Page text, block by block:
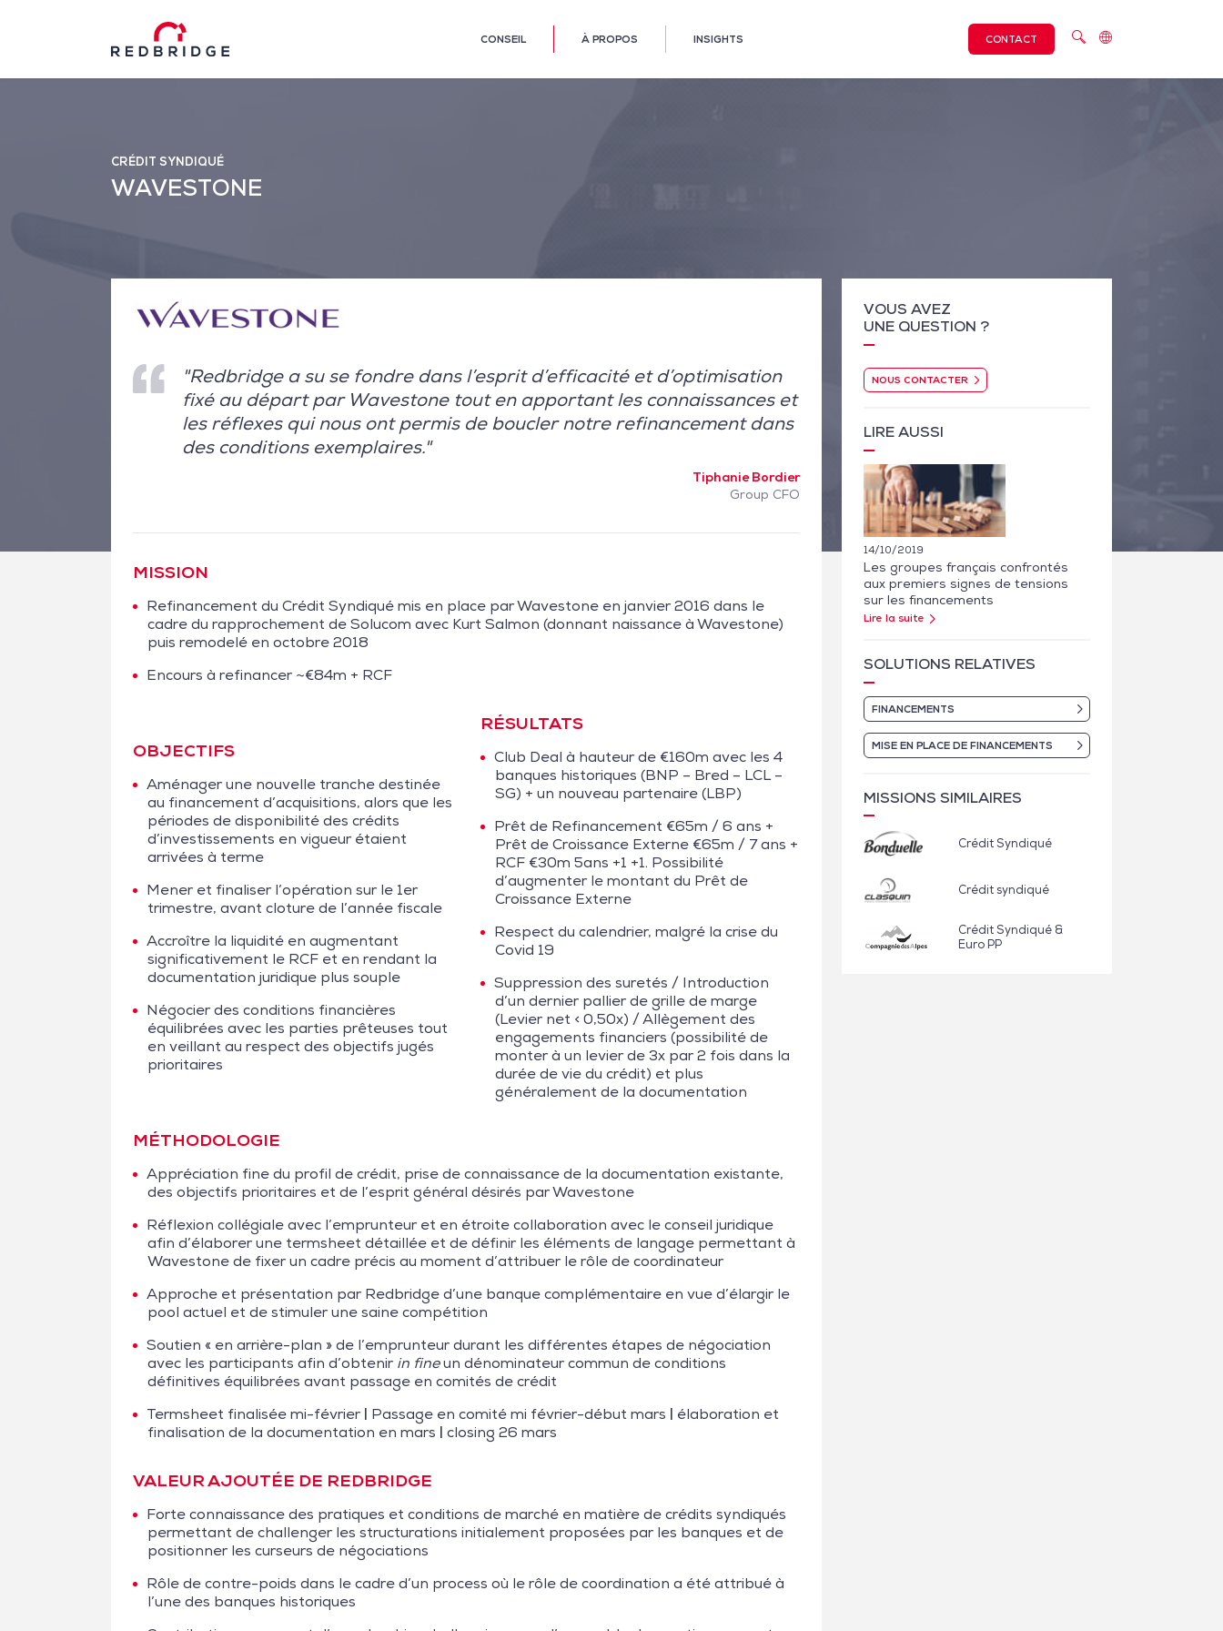
CONSEIL À PROPOS INSIGHTS CONTACT
CRÉDIT SYNDIQUÉ
WAVESTONE
"Redbridge a su se fondre dans l’esprit d’efficacité et d’optimisation
fixé au départ par Wavestone tout en apportant les connaissances et
les réflexes qui nous ont permis de boucler notre refinancement dans
des conditions exemplaires."
Tiphanie Bordier
Group CFO
MISSION
Refinancement du Crédit Syndiqué mis en place par Wavestone en janvier 2016 dans le
cadre du rapprochement de Solucom avec Kurt Salmon (donnant naissance à Wavestone)
puis remodelé en octobre 2018
Encours à refinancer ~€84m + RCF
OBJECTIFS
Aménager une nouvelle tranche destinée
au financement d’acquisitions, alors que les
périodes de disponibilité des crédits
d’investissements en vigueur étaient
arrivées à terme
Mener et finaliser l’opération sur le 1er
trimestre, avant cloture de l’année fiscale
Accroître la liquidité en augmentant
significativement le RCF et en rendant la
documentation juridique plus souple
Négocier des conditions financières
équilibrées avec les parties prêteuses tout
en veillant au respect des objectifs jugés
prioritaires
RÉSULTATS
Club Deal à hauteur de €160m avec les 4
banques historiques (BNP – Bred – LCL –
SG) + un nouveau partenaire (LBP)
Prêt de Refinancement €65m / 6 ans +
Prêt de Croissance Externe €65m / 7 ans +
RCF €30m 5ans +1 +1. Possibilité
d’augmenter le montant du Prêt de
Croissance Externe
Respect du calendrier, malgré la crise du
Covid 19
Suppression des suretés / Introduction
d’un dernier pallier de grille de marge
(Levier net < 0,50x) / Allègement des
engagements financiers (possibilité de
monter à un levier de 3x par 2 fois dans la
durée de vie du crédit) et plus
généralement de la documentation
MÉTHODOLOGIE
Appréciation fine du profil de crédit, prise de connaissance de la documentation existante,
des objectifs prioritaires et de l’esprit général désirés par Wavestone
Réflexion collégiale avec l’emprunteur et en étroite collaboration avec le conseil juridique
afin d’élaborer une termsheet détaillée et de définir les éléments de langage permettant à
Wavestone de fixer un cadre précis au moment d’attribuer le rôle de coordinateur
Approche et présentation par Redbridge d’une banque complémentaire en vue d’élargir le
pool actuel et de stimuler une saine compétition
Soutien « en arrière-plan » de l’emprunteur durant les différentes étapes de négociation
avec les participants afin d’obtenirin fineun dénominateur commun de conditions
définitives équilibrées avant passage en comités de crédit
Termsheet finalisée mi-février| Passage en comité mi février-début mars | élaboration et
finalisation de la documentation en mars | closing 26 mars
VALEUR AJOUTÉE DE REDBRIDGE
Forte connaissance des pratiques et conditions de marché en matière de crédits syndiqués
permettant de challenger les structurations initialement proposées par les banques et de
positionner les curseurs de négociations
Rôle de contre-poids dans le cadre d’un process où le rôle de coordination a été attribué à
l’une des banques historiques
VOUS AVEZ
UNE QUESTION ?
NOUS CONTACTER
LIRE AUSSI
14/10/2019
Les groupes français confrontés
aux premiers signes de tensions
sur les financements
Lire la suite
SOLUTIONS RELATIVES
FINANCEMENTS
MISE EN PLACE DE FINANCEMENTS
MISSIONS SIMILAIRES
Crédit Syndiqué
Crédit syndiqué
Crédit Syndiqué &
Euro PP